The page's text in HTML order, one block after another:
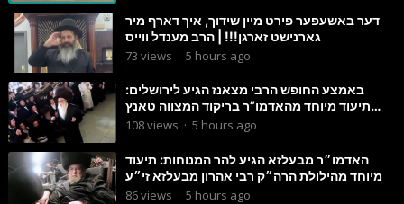
דער באשעפער פירט מיין שידוך, איך דארף מיר
גארנישט זארגן!!! | הרב מענדל ווייס
73 views · 5 hours ago
באמצע החופש הרבי מצאנז הגיע לירושלים:
תיעוד מיוחד מהאדמו”ר בריקוד המצווה טאנץ
בשמחת בית סטרפקוב
108views · 5 hours ago
האדמו״ר מבעלזא הגיע להר המנוחות: תיעוד
מיוחד מהילולת הרה״ק רבי אהרון מבעלזא זי״ע
86views · 5 hours ago